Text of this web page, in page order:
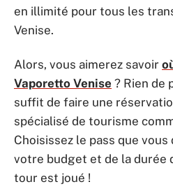
en illimité pour tous les
Venise.
Alors, vous aimerez savoir
Vaporetto Venise ? Rien de
suffit de faire une
spécialisé de tourisme
Choisissez le pass que
votre budget et de la durée
tour est joué !